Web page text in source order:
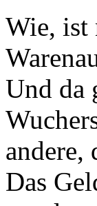
Wie, ist
Und da
andere,
Das